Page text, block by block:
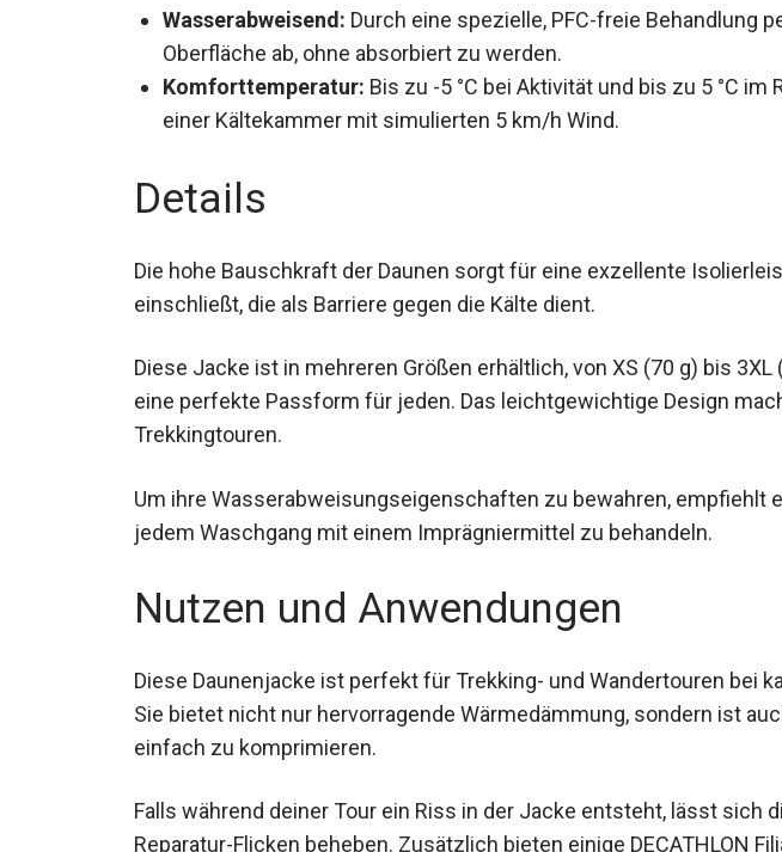
Wasserabweisend: Durch eine spezielle, PFC-freie Behandlung
Oberfläche ab, ohne absorbiert zu werden.
Komforttemperatur: Bis zu -5 °C bei Aktivität und bis zu 5 °C
in einer Kältekammer mit simulierten 5 km/h Wind.
Details
Die hohe Bauschkraft der Daunen sorgt für eine exzellente
einschließt, die als Barriere gegen die Kälte dient.
Diese Jacke ist in mehreren Größen erhältlich, von XS (70 g) bis 3XL
eine perfekte Passform für jeden. Das leichtgewichtige Design
Trekkingtouren.
Um ihre Wasserabweisungseigenschaften zu bewahren, empfiehlt
jedem Waschgang mit einem Imprägniermittel zu behandeln.
Nutzen und Anwendungen
Diese Daunenjacke ist perfekt für Trekking- und Wandertouren bei
Sie bietet nicht nur hervorragende Wärmedämmung, sondern ist
einfach zu komprimieren.
Falls während deiner Tour ein Riss in der Jacke entsteht, lässt sich
Reparatur-Flicken beheben. Zusätzlich bieten einige DECATHLON